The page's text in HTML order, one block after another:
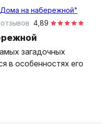
4,89
загадочных
в особенностях его